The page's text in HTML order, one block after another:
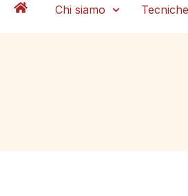
Chi siamo